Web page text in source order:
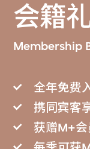
会籍
Membership
全年免费
携同宾客
获赠M+